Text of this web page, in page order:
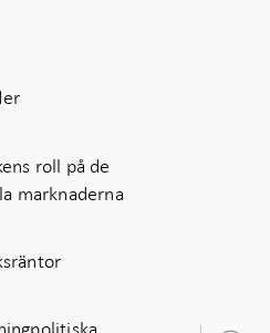
roll på de
marknaderna